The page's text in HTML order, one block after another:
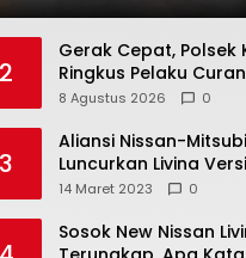
2
Gerak Cepat, Polsek
Ringkus Pelaku
8 Agustus 2026 0
3
Aliansi Nissan-
Luncurkan Livina
14 Maret 2023 0
Sosok New Nissan